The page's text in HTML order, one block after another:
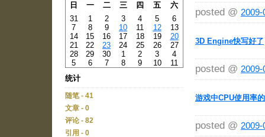
日
一 二 三 四 五
六
31
1 2 3 4 5
6
7
8 9 10 11 12
13
14
15 16 17 18 19
20
21
22 23 24 25 26
27
28
29 30 1 2 3
4
5
6 7 8 9 10
11
统计
随笔 - 41
文章 - 0
评论 - 82
引用 - 0
posted @ 2009-
3D Engine快写好了
posted @ 2009-
游戏中CPU使用率
posted @ 2009-